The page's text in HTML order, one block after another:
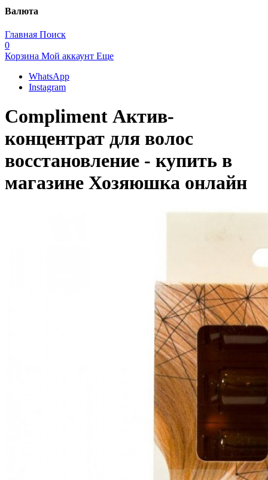
Валюта
Главная Поиск
0
Корзина Мой аккаунт Еще
WhatsApp
Instagram
Compliment Актив-
концентрат для волос
восстановление - купить в
магазине Хозяюшка онлайн